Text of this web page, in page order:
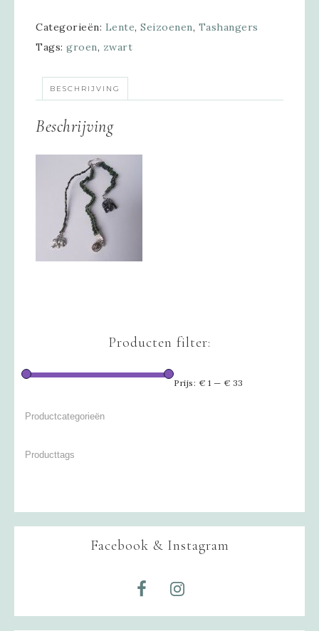
Categorieën: Lente, Seizoenen, Tashangers
Tags: groen, zwart
BESCHRIJVING
Beschrijving
Producten filter:
Prijs: € 1 — € 33
Facebook & Instagram